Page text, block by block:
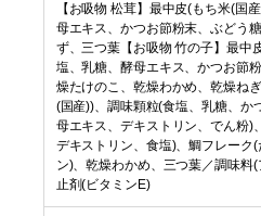
【お吸物 松茸】最中皮(もち米(国
母エキス、かつお節粉末、ぶどう
ず、三つ葉【お吸物 竹の子】最中
塩、乳糖、酵母エキス、かつお節
燥たけのこ、乾燥わかめ、乾燥ね
(国産))、調味顆粒(食塩、乳糖、か
母エキス、デキストリン、でん粉)
デキストリン、食塩)、鯛フレーク(
ン)、乾燥わかめ、三つ葉／調味料
止剤(ビタミンE)